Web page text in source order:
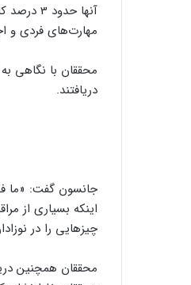
مهارت‌های فردی و
دریافتند.
جانسون گفت: «ما
اینکه بسیاری از
چیزهایی را در
محققان همچنین